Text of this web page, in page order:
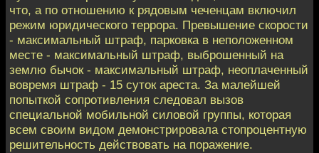
что, а по отношению к рядовым чеченцам включил
режим юридического террора. Превышение скорости
- максимальный штраф, парковка в неположенном
месте - максимальный штраф, выброшенный на
землю бычок - максимальный штраф, неоплаченный
вовремя штраф - 15 суток ареста. За малейшей
попыткой сопротивления следовал вызов
специальной мобильной силовой группы, которая
всем своим видом демонстрировала стопроцентную
решительность действовать на поражение.